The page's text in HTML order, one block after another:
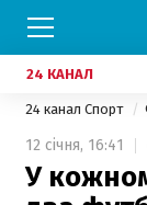
24 КАНАЛ
24 канал Спорт
12 січня, 16:41
У